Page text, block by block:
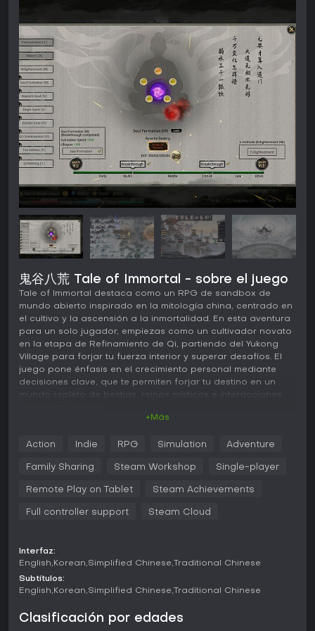
鬼谷八荒 Tale of Immortal - sobre el juego
Tale of Immortal destaca como un RPG de sandbox de
mundo abierto inspirado en la mitología china, centrado en
el cultivo y la ascensión a la inmortalidad. En esta aventura
para un solo jugador, empiezas como un cultivador novato
en la etapa de Refinamiento de Qi, partiendo del Yukong
Village para forjar tu fuerza interior y superar desafíos. El
juego pone énfasis en el crecimiento personal mediante
decisiones clave, que te permiten forjar tu destino en un
mundo repleto de bestias, reinos místicos e interacciones
por etapas al dominar habilidades mentales, artes
una de las doce Raíces Espirituales o aspirar a dominarlas
La exploración es esencial: recorre continentes, descubre
cultivadores.
El combate se basa en perfeccionar movimientos y
habilidades especiales, junto con técnicas definitivas para
Bagua Jade para revivirte a ti y a un aliado, el Eye of
Providence para robar habilidades de bestias y obtener
+Más
Action Indie RPG Simulation Adventure
Family Sharing Steam Workshop Single-player
Remote Play on Tablet Steam Achievements
Full controller support Steam Cloud
Interfaz:
English Korean Simplified Chinese
Traditional Chinese
Subtítulos:
English Korean Simplified Chinese Traditional Chinese
Clasificación por edades